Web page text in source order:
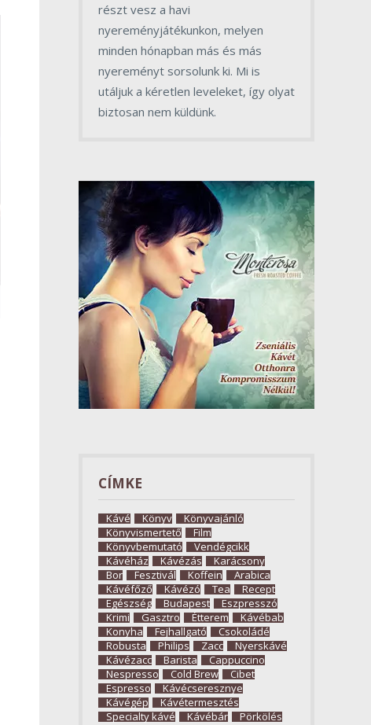
részt vesz a havi
nyereményjátékunkon, melyen
minden hónapban más és más
nyereményt sorsolunk ki. Mi is
utáljuk a kéretlen leveleket, így olyat
biztosan nem küldünk.
CÍMKE
Kávé Könyv
Könyvajánló
Könyvismertető
Film
Könyvbemutató
Vendégcikk
Kávéház
Kávézás
Karácsony
Bor
Fesztivál Koffein
Arabica
Kávéfőző
Kávézó Tea
Recept
Egészség
Budapest
Eszpresszó
Krimi
Gasztro Étterem
Kávébab
Konyha
Fejhallgató
Csokoládé
Robusta
Philips Zacc
Nyerskávé
Kávézacc
Barista
Cappuccino
Nespresso
Cold Brew
Cibet
Espresso
Kávécseresznye
Kávégép
Kávétermesztés
Specialty kávé
Kávébár Pörkölés